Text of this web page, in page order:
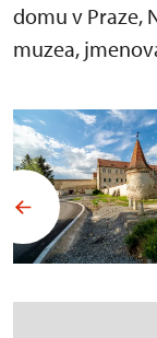
domu v Praze,
muzea,